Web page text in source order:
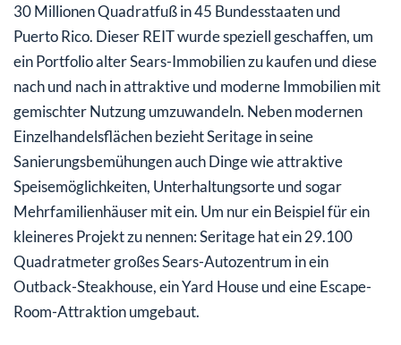
30 Millionen Quadratfuß in 45 Bundesstaaten und
Puerto Rico. Dieser REIT wurde speziell geschaffen, um
ein Portfolio alter Sears-Immobilien zu kaufen und diese
nach und nach in attraktive und moderne Immobilien mit
gemischter Nutzung umzuwandeln. Neben modernen
Einzelhandelsflächen bezieht Seritage in seine
Sanierungsbemühungen auch Dinge wie attraktive
Speisemöglichkeiten, Unterhaltungsorte und sogar
Mehrfamilienhäuser mit ein. Um nur ein Beispiel für ein
kleineres Projekt zu nennen: Seritage hat ein 29.100
Quadratmeter großes Sears-Autozentrum in ein
Outback-Steakhouse, ein Yard House und eine Escape-
Room-Attraktion umgebaut.